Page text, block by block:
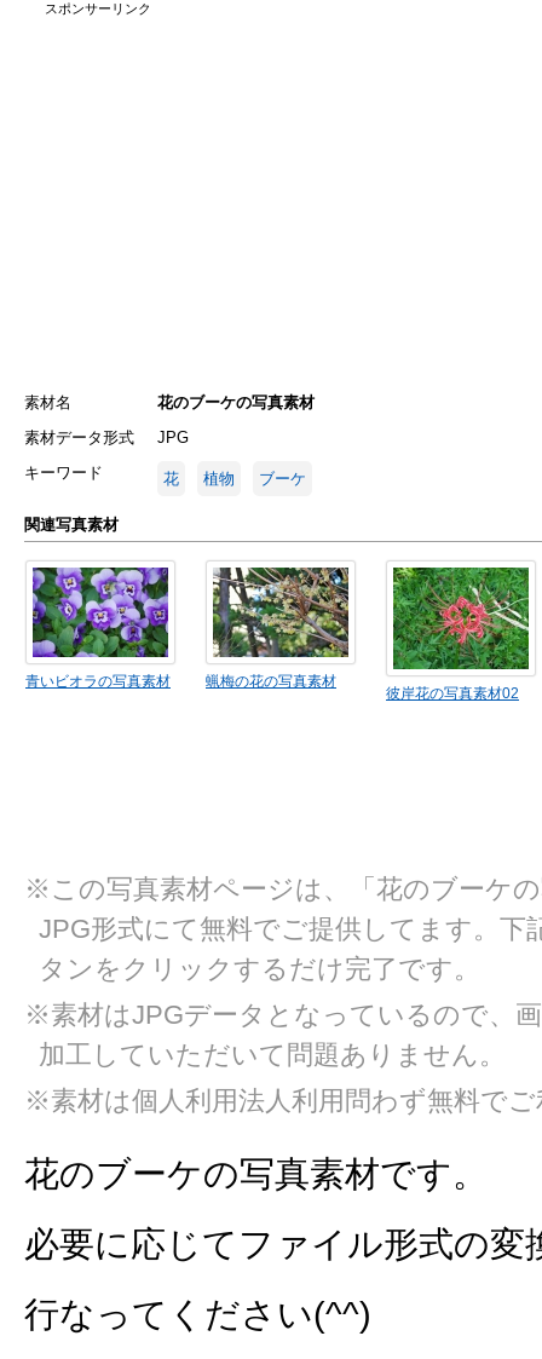
スポンサーリンク
素材名
花のブーケの写真素材
素材データ形式
JPG
キーワード
花 植物 ブーケ
関連写真素材
青いビオラの写真素材 蝋梅の花の写真素材
彼岸花の写真素材02
※この写真素材ページは、「花のブーケ
JPG形式にて無料でご提供してます。下
タンをクリックするだけ完了です。
※素材はJPGデータとなっているので、
加工していただいて問題ありません。
※素材は個人利用法人利用問わず無料で
花のブーケの写真素材です。
必要に応じてファイル形式の変
行なってください(^^)